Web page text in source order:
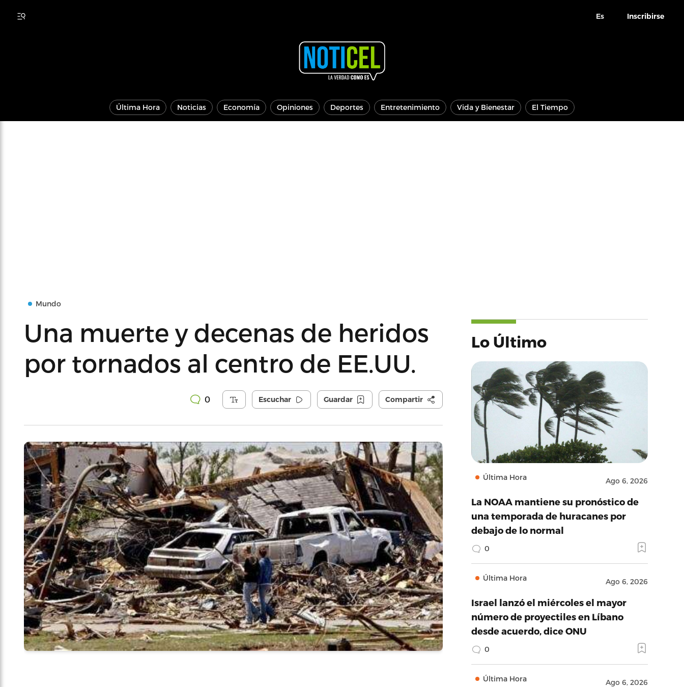
Es Inscribirse
Última Hora Noticias Economía Opiniones Deportes Entretenimiento Vida y Bienestar El Tiempo
Mundo
Una muerte y decenas de heridos
por tornados al centro de EE.UU.
0 Escuchar Guardar Compartir
Lo Último
Última Hora Ago 6, 2026
La NOAA mantiene su pronóstico de
una temporada de huracanes por
debajo de lo normal
0
Última Hora Ago 6, 2026
Israel lanzó el miércoles el mayor
número de proyectiles en Líbano
desde acuerdo, dice ONU
0
Última Hora Ago 6, 2026